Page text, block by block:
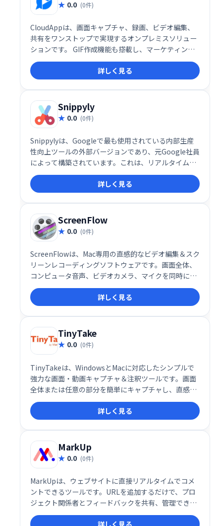
0.0 (0件)
CloudAppは、画面キャプチャ、録画、ビデオ編集、
共有をワンストップで実現するオンプレミスソリュー
ションです。 GIF作成機能も搭載し、マーケティン
グ、製品開発、プロジェクト管理など、様々なチーム
のコミュニケーションや情報共有を効率化します。録
画したビデオやオーディオの編集も可能です。 チーム
メンバーと簡単に共有できるため、スムーズな連携を
促進します。
詳しく見る
Snippyly
0.0 (0件)
Snippylyは、Googleで最も使用されている内部生産
性向上ツールの外部バージョンであり、元Google社員
によって構築されています。これは、リアルタイムの
ビジュアルコラボレーションツールです。画面のスク
リーンショットを撮ったり、注釈を付けたり、リアル
タイムでコラボレーションしたりできます。
詳しく見る
ScreenFlow
0.0 (0件)
ScreenFlowは、Mac専用の直感的なビデオ編集＆スク
リーンレコーディングソフトウェアです。画面全体、
コンピュータ音声、ビデオカメラ、マイクを同時に収
録し、高品質な動画を作成できます。収録後のトリミ
ング、注釈追加、吹き出し挿入など、編集機能も充
実。洗練された映像制作を簡単に実現します。
詳しく見る
TinyTake
0.0 (0件)
TinyTakeは、WindowsとMacに対応したシンプルで
強力な画面・動画キャプチャ＆注釈ツールです。画面
全体または任意の部分を簡単にキャプチャし、直感的
な編集機能で注釈を追加できます。高度なエディタは
不要、時間を節約し、効率的に作業を進められます。
迅速な共有機能も備え、スムーズなコミュニケーショ
ンを支援します。
詳しく見る
MarkUp
0.0 (0件)
MarkUpは、ウェブサイトに直接リアルタイムでコメ
ントできるツールです。URLを追加するだけで、プロ
ジェクト関係者とフィードバックを共有、管理できま
す。無制限のプロジェクト、共同編集者、コメントが
詳しく見る